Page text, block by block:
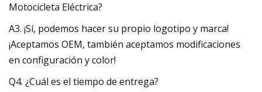
Motocicleta Eléctrica?
A3. ¡Sí, podemos hacer su propio logotipo y marca!
¡Aceptamos OEM, también aceptamos modificaciones
en configuración y color!
Q4. ¿Cuál es el tiempo de entrega?